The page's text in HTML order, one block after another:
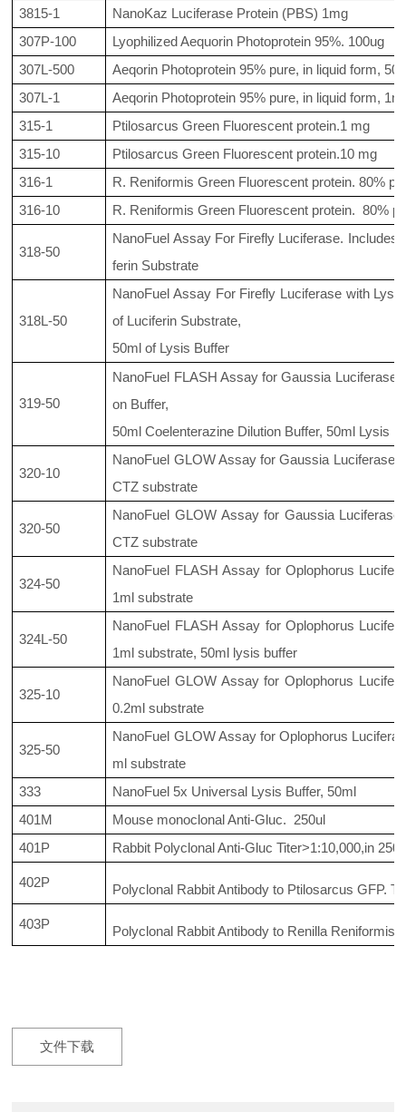
3815-1
NanoKaz Luciferase Protein (PBS) 1mg
307P-100
Lyophilized Aequorin Photoprotein 95%. 100ug
307L-500
Aeqorin Photoprotein 95% pure, in liquid form,
307L-1
Aeqorin Photoprotein 95% pure, in liquid form,
315-1
Ptilosarcus Green Fluorescent protein.1 mg
315-10
Ptilosarcus Green Fluorescent protein.10 mg
316-1
R. Reniformis Green Fluorescent protein.80%
316-10
R. Reniformis Green Fluorescent protein.80%
318-50
NanoFuel Assay For Firefly Luciferase.
ferin Substrate
318L-50
NanoFuel Assay For Firefly Luciferase with
of Luciferin Substrate,
50ml of Lysis Buffer
319-50
NanoFuel FLASH Assay for Gaussia
on Buffer,
50ml Coelenterazine Dilution Buffer, 50ml Lysis
320-10
NanoFuel GLOW Assay for Gaussia Luciferase.
CTZ substrate
320-50
NanoFuel GLOW Assay for Gaussia
CTZ substrate
324-50
NanoFuel FLASH Assay for Oplophorus
1ml substrate
324L-50
NanoFuel FLASH Assay for Oplophorus
1ml substrate, 50ml lysis buffer
325-10
NanoFuel GLOW Assay for Oplophorus
0.2ml substrate
325-50
NanoFuel GLOW Assay for Oplophorus
ml substrate
333
NanoFuel 5x Universal Lysis Buffer, 50ml
401M
Mouse monoclonal Anti-Gluc. 250ul
401P
Rabbit Polyclonal Anti-Gluc Titer>1:10,000,in 250
402P Polyclonal Rabbit Antibody to Ptilosarcus GFP.
403P Polyclonal Rabbit Antibody to Renilla Reniformis
文件下载